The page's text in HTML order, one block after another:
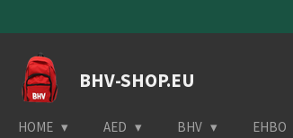
direct
naar
hoofdinhoud
BHV-SHOP.EU
HOME AED BHV EHBO